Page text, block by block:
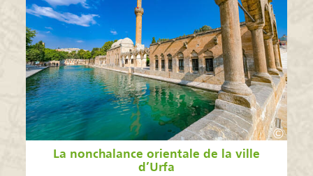
©
La nonchalance orientale de la ville
d’Urfa